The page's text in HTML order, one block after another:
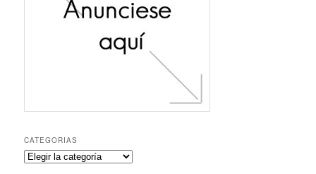
CATEGORIAS
Categorias